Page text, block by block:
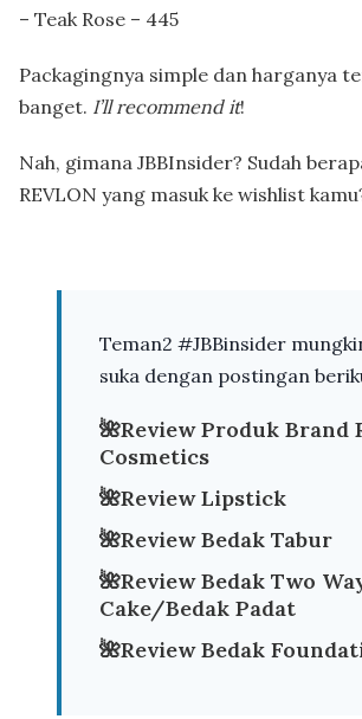
– Teak Rose – 445
Packagingnya simple dan harganya
banget. I’ll recommend it!
Nah, gimana JBBInsider? Sudah
REVLON yang masuk ke wishlist
Teman2 #JBBinsider
suka dengan postingan
🌺Review Produk Brand
Cosmetics
🌺Review Lipstick
🌺Review Bedak Tabur
🌺Review Bedak Two
Cake/Bedak Padat
🌺Review Bedak